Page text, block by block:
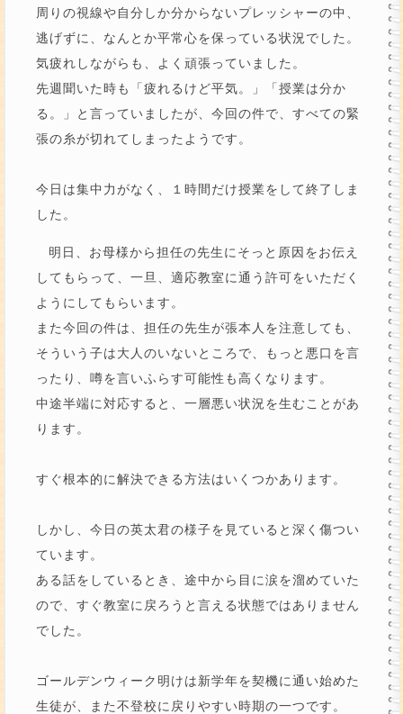
周りの視線や自分しか分からないプレッシャーの中、
逃げずに、なんとか平常心を保っている状況でした。
気疲れしながらも、よく頑張っていました。
先週聞いた時も「疲れるけど平気。」「授業は分か
る。」と言っていましたが、今回の件で、すべての緊
張の糸が切れてしまったようです。
今日は集中力がなく、１時間だけ授業をして終了しま
した。
明日、お母様から担任の先生にそっと原因をお伝え
してもらって、一旦、適応教室に通う許可をいただく
ようにしてもらいます。
また今回の件は、担任の先生が張本人を注意しても、
そういう子は大人のいないところで、もっと悪口を言
ったり、噂を言いふらす可能性も高くなります。
中途半端に対応すると、一層悪い状況を生むことがあ
ります。
すぐ根本的に解決できる方法はいくつかあります。
しかし、今日の英太君の様子を見ていると深く傷つい
ています。
ある話をしているとき、途中から目に涙を溜めていた
ので、すぐ教室に戻ろうと言える状態ではありません
でした。
ゴールデンウィーク明けは新学年を契機に通い始めた
生徒が、また不登校に戻りやすい時期の一つです。